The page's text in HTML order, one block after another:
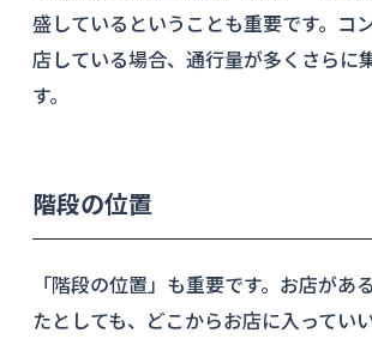
盛しているということも重要です。コ
店している場合、通行量が多くさらに
す。
階段の位置
「階段の位置」も重要です。お店があ
たとしても、どこからお店に入ってい